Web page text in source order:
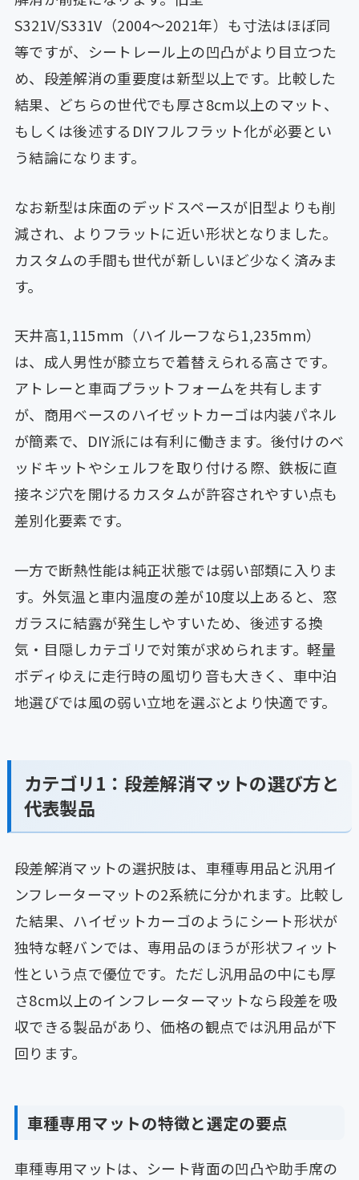
S321V/S331V（2004〜2021年）も寸法はほぼ同
等ですが、シートレール上の凹凸がより目立つた
め、段差解消の重要度は新型以上です。比較した
結果、どちらの世代でも厚さ8cm以上のマット、
もしくは後述するDIYフルフラット化が必要とい
う結論になります。
なお新型は床面のデッドスペースが旧型よりも削
減され、よりフラットに近い形状となりました。
カスタムの手間も世代が新しいほど少なく済みま
す。
天井高1,115mm（ハイルーフなら1,235mm）
は、成人男性が膝立ちで着替えられる高さです。
アトレーと車両プラットフォームを共有します
が、商用ベースのハイゼットカーゴは内装パネル
が簡素で、DIY派には有利に働きます。後付けのベ
ッドキットやシェルフを取り付ける際、鉄板に直
接ネジ穴を開けるカスタムが許容されやすい点も
差別化要素です。
一方で断熱性能は純正状態では弱い部類に入りま
す。外気温と車内温度の差が10度以上あると、窓
ガラスに結露が発生しやすいため、後述する換
気・目隠しカテゴリで対策が求められます。軽量
ボディゆえに走行時の風切り音も大きく、車中泊
地選びでは風の弱い立地を選ぶとより快適です。
カテゴリ1：段差解消マットの選び方と
代表製品
段差解消マットの選択肢は、車種専用品と汎用イ
ンフレーターマットの2系統に分かれます。比較し
た結果、ハイゼットカーゴのようにシート形状が
独特な軽バンでは、専用品のほうが形状フィット
性という点で優位です。ただし汎用品の中にも厚
さ8cm以上のインフレーターマットなら段差を吸
収できる製品があり、価格の観点では汎用品が下
回ります。
車種専用マットの特徴と選定の要点
車種専用マットは、シート背面の凹凸や助手席の